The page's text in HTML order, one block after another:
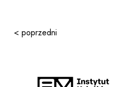
< poprzedni